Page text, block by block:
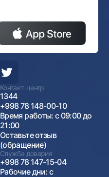
Контакт-центр
1344
+998 78 148-00-10
Время работы: с 09:00 до
21:00
Оставьте отзыв
(обращение)
Служба доверия
+998 78 147-15-04
Рабочие дни: с